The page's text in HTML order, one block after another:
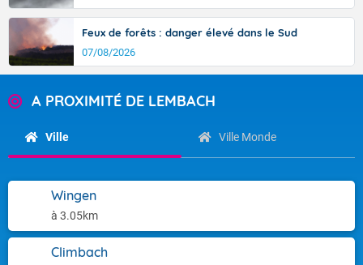
Feux de forêts : danger élevé dans le Sud
07/08/2026
A PROXIMITÉ DE LEMBACH
Ville Ville Monde
Wingen
à 3.05km
Climbach